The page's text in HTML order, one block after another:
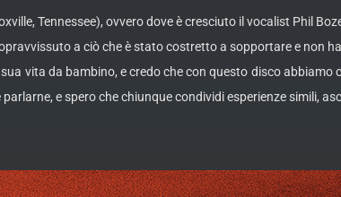
Tennessee), ovvero dove è cresciuto il vocalist Phil
a ciò che è stato costretto a sopportare e non
vita da bambino, e credo che con questo disco
e spero che chiunque condividi esperienze simili,